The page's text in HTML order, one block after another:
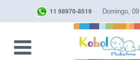
11 98970-8519 Domingo,